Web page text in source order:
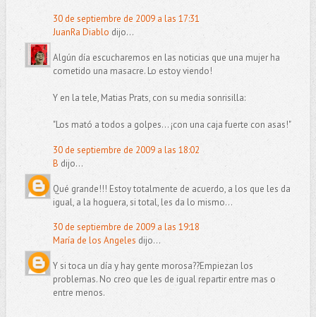
30 de septiembre de 2009 a las 17:31
JuanRa Diablo dijo...
Algún día escucharemos en las noticias que una mujer ha
cometido una masacre. Lo estoy viendo!
Y en la tele, Matias Prats, con su media sonrisilla:
"Los mató a todos a golpes... ¡con una caja fuerte con asas!"
30 de septiembre de 2009 a las 18:02
B dijo...
Qué grande!!! Estoy totalmente de acuerdo, a los que les da
igual, a la hoguera, si total, les da lo mismo...
30 de septiembre de 2009 a las 19:18
María de los Angeles dijo...
Y si toca un día y hay gente morosa??Empiezan los
problemas. No creo que les de igual repartir entre mas o
entre menos.